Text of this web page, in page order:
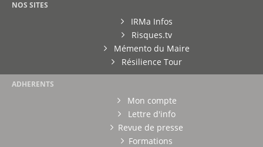
NOS SITES
IRMa Infos
Risques.tv
Mémento du Maire
Résilience Tour
ADHERENTS
Mon compte
Lettre d'info
Revue de presse
Formations